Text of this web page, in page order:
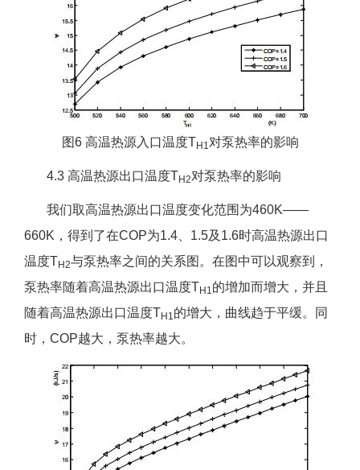
图6 高温热源入口温度TH1对泵热率的影响
4.3 高温热源出口温度TH2对泵热率的影响
我们取高温热源出口温度变化范围为460K——
660K，得到了在COP为1.4、1.5及1.6时高温热源出口
温度TH2与泵热率之间的关系图。在图中可以观察到，
泵热率随着高温热源出口温度TH1的增加而增大，并且
随着高温热源出口温度TH1的增大，曲线趋于平缓。同
时，COP越大，泵热率越大。